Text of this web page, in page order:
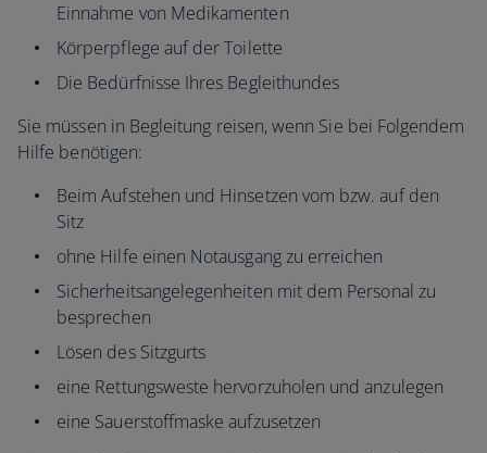
Einnahme von Medikamenten
Körperpflege auf der Toilette
Die Bedürfnisse Ihres Begleithundes
Sie müssen in Begleitung reisen, wenn Sie bei Folgendem
Hilfe benötigen:
Beim Aufstehen und Hinsetzen vom bzw. auf den
Sitz
ohne Hilfe einen Notausgang zu erreichen
Sicherheitsangelegenheiten mit dem Personal zu
besprechen
Lösen des Sitzgurts
eine Rettungsweste hervorzuholen und anzulegen
eine Sauerstoffmaske aufzusetzen